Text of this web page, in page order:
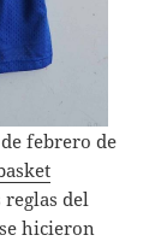
febrero de
del
hicieron